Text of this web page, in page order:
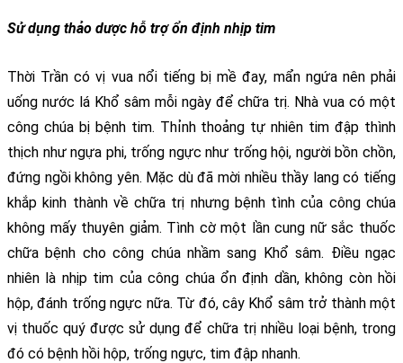
Sử dụng thảo dược hỗ trợ ổn định nhịp tim
Thời Trần có vị vua nổi tiếng bị mề đay, mẩn ngứa nên phải
uống nước lá Khổ sâm mỗi ngày để chữa trị. Nhà vua có một
công chúa bị bệnh tim. Thỉnh thoảng tự nhiên tim đập thình
thịch như ngựa phi, trống ngực như trống hội, người bồn chồn,
đứng ngồi không yên. Mặc dù đã mời nhiều thầy lang có tiếng
khắp kinh thành về chữa trị nhưng bệnh tình của công chúa
không mấy thuyên giảm. Tình cờ một lần cung nữ sắc thuốc
chữa bệnh cho công chúa nhầm sang Khổ sâm. Điều ngạc
nhiên là nhịp tim của công chúa ổn định dần, không còn hồi
hộp, đánh trống ngực nữa. Từ đó, cây Khổ sâm trở thành một
vị thuốc quý được sử dụng để chữa trị nhiều loại bệnh, trong
đó có bệnh hồi hộp, trống ngực, tim đập nhanh.